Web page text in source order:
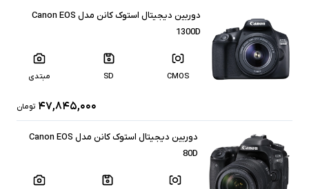
دوربین دیجیتال استوک کانن مدل Canon EOS
1300D
CMOS
SD مبتدی
۴۷,۸۴۵,۰۰۰ تومان
دوربین دیجیتال استوک کانن مدل Canon EOS
80D